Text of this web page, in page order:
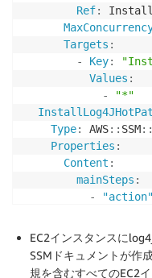
Ref:
Targets :
-
Key:
Values :
-
"*"
Type: AWS: : SSM: :
Properties :
Content :
mainSteps :
-
"action"
"inputs"
-
EC2インスタンスに
SSMドキュメントが作
規を含むすべてのEC2